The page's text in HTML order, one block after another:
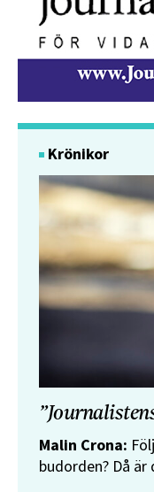
Krönikor
Malin Crona:
budorden? Då